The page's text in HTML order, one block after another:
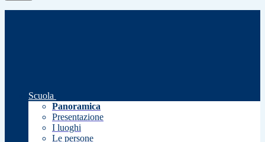
Scuola
Panoramica
Presentazione
I luoghi
Le persone